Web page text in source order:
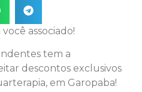
associado!
tem a
descontos exclusivos
em Garopaba!